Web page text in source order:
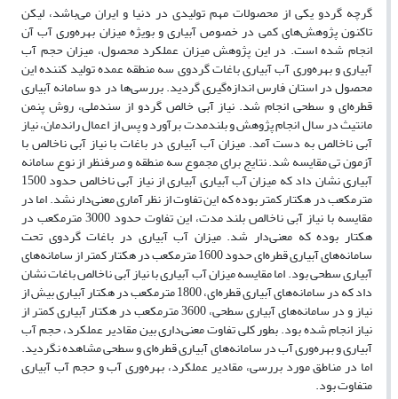
گرچه گردو یکی از محصولات مهم تولیدی در دنیا و ایران می‌باشد، لیکن
تاکنون پژوهش‌های کمی در خصوص آبیاری و بویژه میزان بهره‌وری آب آن
انجام شده است. در این پژوهش میزان عملکرد محصول، میزان حجم آب
آبیاری و بهره‌وری آب آبیاری باغات گردوی سه منطقه عمده تولید کننده این
محصول در استان فارس اندازه‌گیری گردید. بررسی‌ها در دو سامانه آبیاری
قطره‌ای و سطحی انجام شد. نیاز آبی خالص گردو از سندملی، روش پنمن
مانتیث در سال انجام پژوهش و بلندمدت برآورد و پس از اعمال راندمان، نیاز
آبی ناخالص به دست آمد. میزان آب آبیاری در باغات با نیاز آبی ناخالص با
آزمون تی مقایسه شد. نتایج برای مجموع سه منطقه و صرفنظر از نوع سامانه
آبیاری نشان داد که میزان آب آبیاری آبیاری از نیاز آبی ناخالص حدود 1500
مترمکعب در هکتار کمتر بوده که این تفاوت از نظر آماری معنی‌دار نشد. اما در
مقایسه با نیاز آبی ناخالص بلند مدت، این تفاوت حدود 3000 مترمکعب در
هکتار بوده که معنی‌دار شد. میزان آب آبیاری در باغات گردوی تحت
سامانه‌های آبیاری قطره‌ای حدود 1600 مترمکعب در هکتار کمتر از سامانه‌های
آبیاری سطحی بود. اما مقایسه میزان آب آبیاری با نیاز آبی ناخالص باغات نشان
داد که در سامانه‌های آبیاری قطره‌ای، 1800 مترمکعب در هکتار آبیاری بیش از
نیاز و در سامانه‌های آبیاری سطحی، 3600 مترمکعب در هکتار آبیاری کمتر از
نیاز انجام شده بود. بطور کلی تفاوت معنی‌داری بین مقادیر عملکرد، حجم آب
آبیاری و بهره‌وری آب در سامانه‌های آبیاری قطره‌ای و سطحی مشاهده نگردید.
اما در مناطق مورد بررسی، مقادیر عملکرد، بهره‌وری آب و حجم آب آبیاری
متفاوت بود.